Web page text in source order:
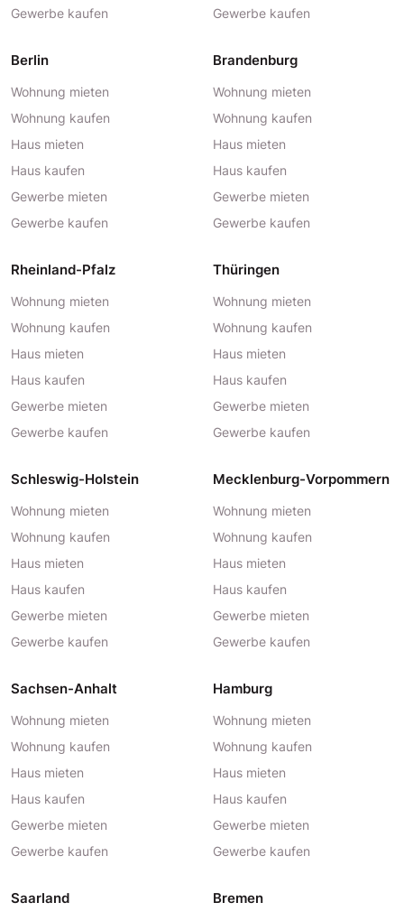
Gewerbe kaufen
Gewerbe kaufen
Berlin
Wohnung mieten
Wohnung kaufen
Haus mieten
Haus kaufen
Gewerbe mieten
Gewerbe kaufen
Brandenburg
Wohnung mieten
Wohnung kaufen
Haus mieten
Haus kaufen
Gewerbe mieten
Gewerbe kaufen
Rheinland-Pfalz
Wohnung mieten
Wohnung kaufen
Haus mieten
Haus kaufen
Gewerbe mieten
Gewerbe kaufen
Thüringen
Wohnung mieten
Wohnung kaufen
Haus mieten
Haus kaufen
Gewerbe mieten
Gewerbe kaufen
Schleswig-Holstein
Wohnung mieten
Wohnung kaufen
Haus mieten
Haus kaufen
Gewerbe mieten
Gewerbe kaufen
Mecklenburg-Vorpommern
Wohnung mieten
Wohnung kaufen
Haus mieten
Haus kaufen
Gewerbe mieten
Gewerbe kaufen
Sachsen-Anhalt
Wohnung mieten
Wohnung kaufen
Haus mieten
Haus kaufen
Gewerbe mieten
Gewerbe kaufen
Hamburg
Wohnung mieten
Wohnung kaufen
Haus mieten
Haus kaufen
Gewerbe mieten
Gewerbe kaufen
Saarland Bremen